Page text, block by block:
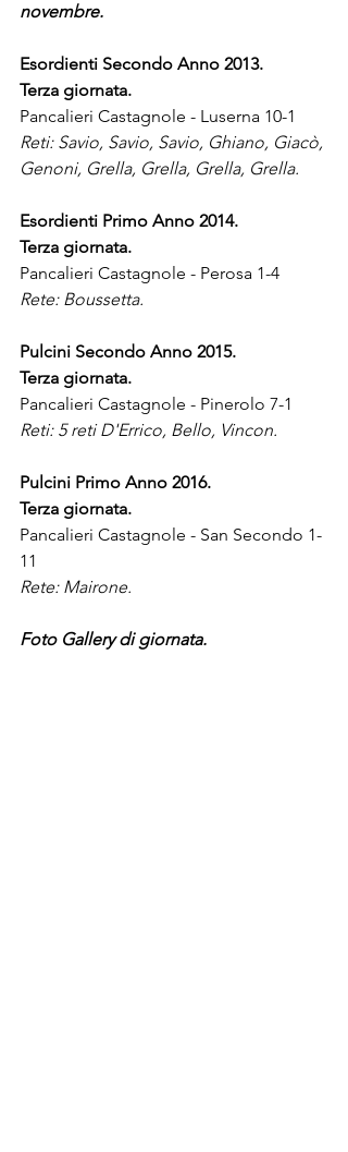
novembre.
Esordienti Secondo Anno 2013.
Terza giornata.
Pancalieri Castagnole - Luserna 10-1
Reti: Savio, Savio, Savio, Ghiano, Giacò,
Genoni, Grella, Grella, Grella, Grella.
Esordienti Primo Anno 2014.
Terza giornata.
Pancalieri Castagnole - Perosa 1-4
Rete: Boussetta.
Pulcini Secondo Anno 2015.
Terza giornata.
Pancalieri Castagnole - Pinerolo 7-1
Reti: 5 reti D'Errico, Bello, Vincon.
Pulcini Primo Anno 2016.
Terza giornata.
Pancalieri Castagnole - San Secondo 1-
11
Rete: Mairone.
Foto Gallery di giornata.